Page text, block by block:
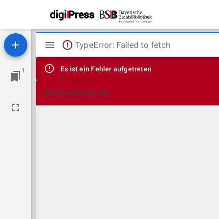
1
Mirador
Viewer
TypeError: Failed to fetch
Es ist ein Fehler aufgetreten
Technische Details